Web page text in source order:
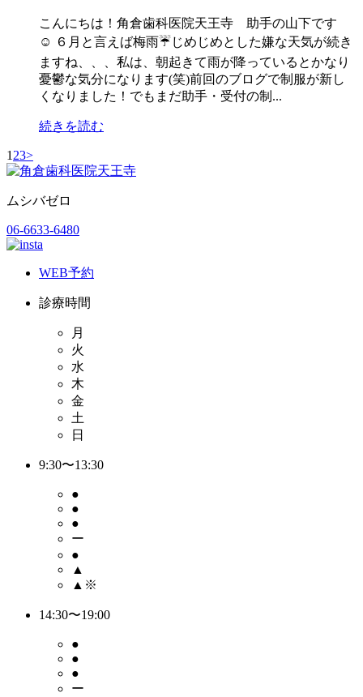
こんにちは！角倉歯科医院天王寺 助手の山下です
☺ ６月と言えば梅雨☔じめじめとした嫌な天気が続き
ますね、、、私は、朝起きて雨が降っているとかなり
憂鬱な気分になります(笑)前回のブログで制服が新し
くなりました！でもまだ助手・受付の制...
続きを読む
1 23>
ムシバゼロ
06-6633-6480
WEB予約
診療時間
月
火
水
木
金
土
日
9:30〜13:30
●
●
●
ー
●
▲
▲※
14:30〜19:00
●
●
●
ー